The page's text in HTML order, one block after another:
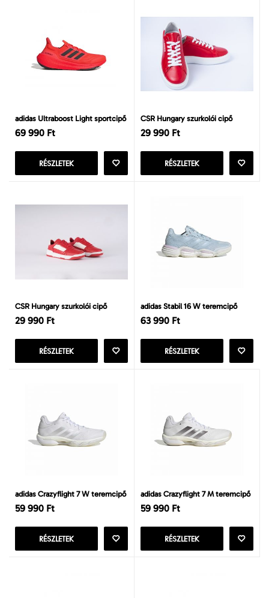
adidas Ultraboost Light sportcipő
69 990 Ft
RÉSZLETEK
CSR Hungary szurkolói cipő
29 990 Ft
RÉSZLETEK
CSR Hungary szurkolói cipő
29 990 Ft
RÉSZLETEK
adidas Stabil 16 W teremcipő
63 990 Ft
RÉSZLETEK
adidas Crazyflight 7 W teremcipő
59 990 Ft
RÉSZLETEK
adidas Crazyflight 7 M teremcipő
59 990 Ft
RÉSZLETEK